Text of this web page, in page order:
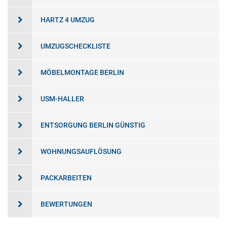
HARTZ 4 UMZUG
UMZUGSCHECKLISTE
MÖBELMONTAGE BERLIN
USM-HALLER
ENTSORGUNG BERLIN GÜNSTIG
WOHNUNGSAUFLÖSUNG
PACKARBEITEN
BEWERTUNGEN